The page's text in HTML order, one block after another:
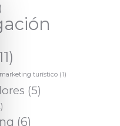
marketing turístico (1)
(5)
(6)